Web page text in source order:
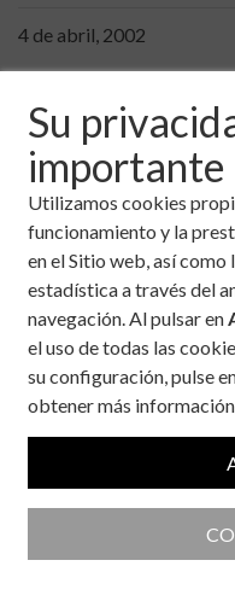
Su
importante
Utilizamos cookies
funcionamiento y la
en el Sitio web, así
estadística a través del
navegación. Al pulsar en
el uso de todas las
su configuración, pulse
obtener más
4 de abril, 2002
pdf)
Colaboran